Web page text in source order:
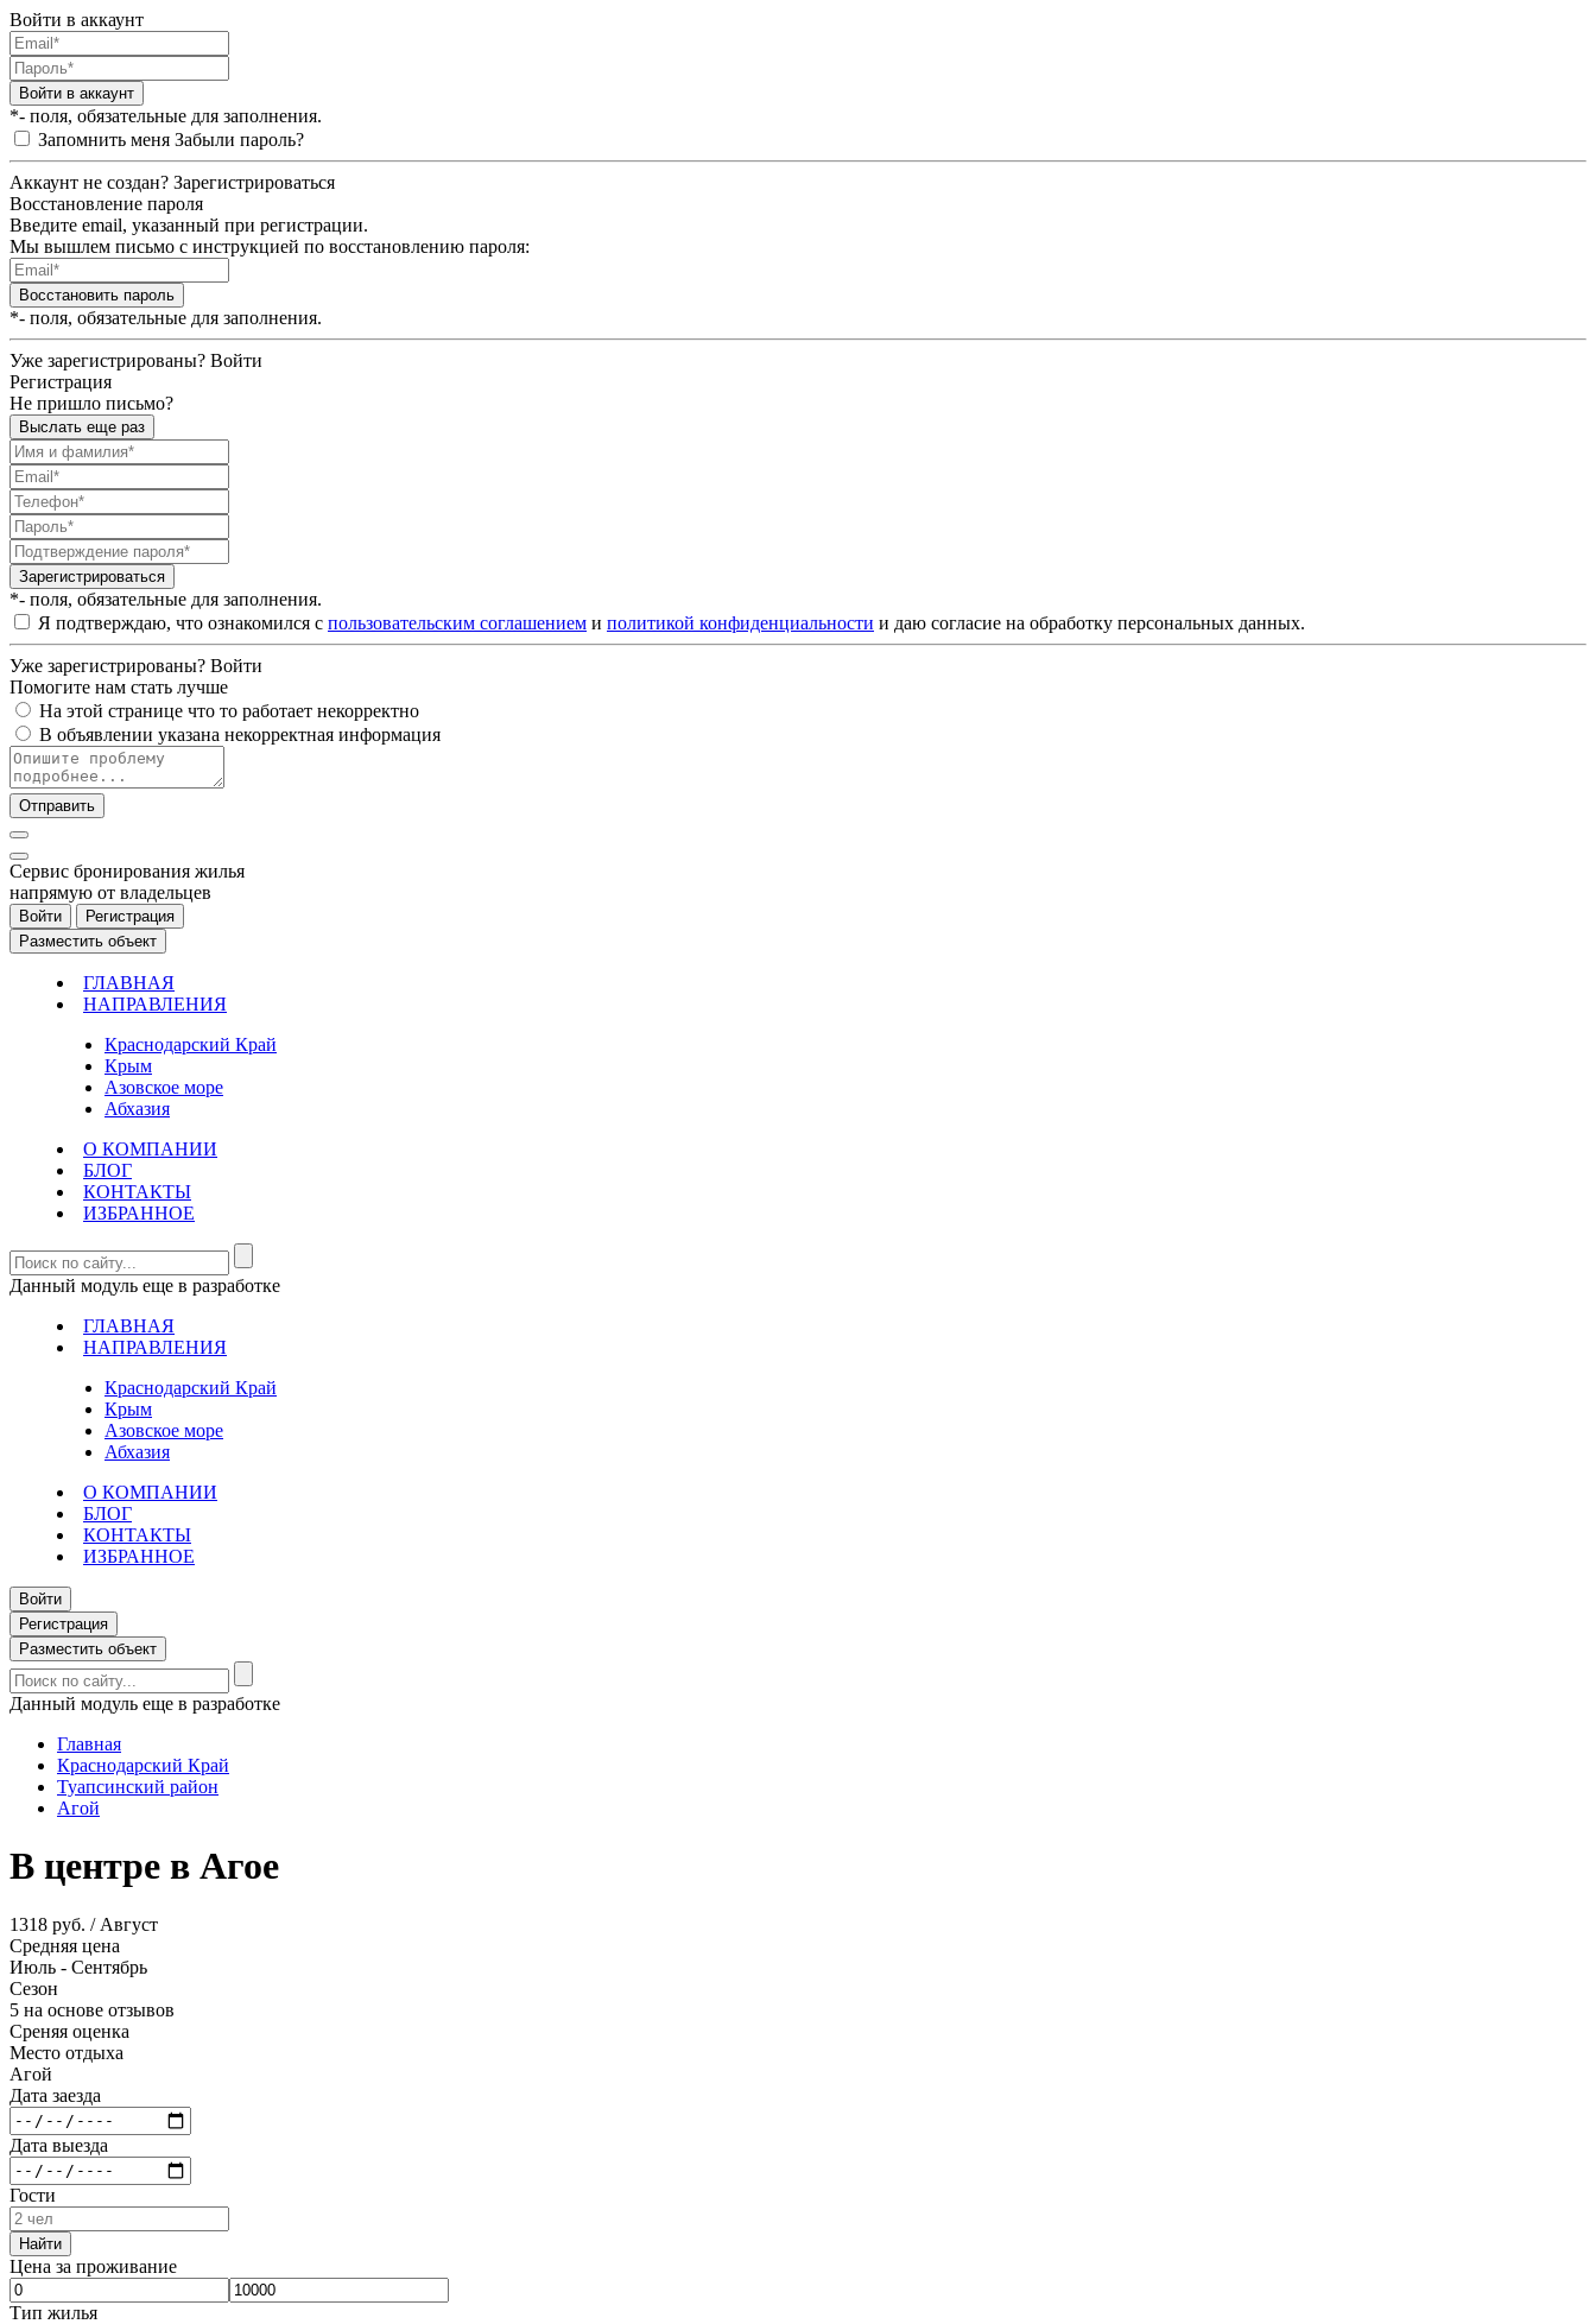
Войти в аккаунт
Войти в аккаунт
*- поля, обязательные для заполнения.
Запомнить меня Забыли пароль?
Аккаунт не создан? Зарегистрироваться
Восстановление пароля
Введите email, указанный при регистрации.
Мы вышлем письмо с инструкцией по восстановлению пароля:
Восстановить пароль
*- поля, обязательные для заполнения.
Уже зарегистрированы? Войти
Регистрация
Не пришло письмо?
Выслать еще раз
Зарегистрироваться
*- поля, обязательные для заполнения.
Я подтверждаю, что ознакомился с пользовательским соглашением и политикой конфиденциальности и даю согласие на обработку персональных данных.
Уже зарегистрированы? Войти
Помогите нам стать лучше
На этой странице что то работает некорректно
В объявлении указана некорректная информация
Отправить
Cервис бронирования жилья
напрямую от владельцев
Войти
Регистрация
Разместить объект
ГЛАВНАЯ
НАПРАВЛЕНИЯ
Краснодарский Край
Крым
Азовское море
Абхазия
О КОМПАНИИ
БЛОГ
КОНТАКТЫ
ИЗБРАННОЕ
Данный модуль еще в разработке
ГЛАВНАЯ
НАПРАВЛЕНИЯ
Краснодарский Край
Крым
Азовское море
Абхазия
О КОМПАНИИ
БЛОГ
КОНТАКТЫ
ИЗБРАННОЕ
Войти
Регистрация
Разместить объект
Данный модуль еще в разработке
Главная
Краснодарский Край
Туапсинский район
Агой
В центре в Агое
1318 руб. / Август
Средняя цена
Июль - Сентябрь
Сезон
5 на основе отзывов
Среняя оценка
Место отдыха
Агой
Дата заезда
Дата выезда
Гости
Найти
Цена за проживание
Тип жилья